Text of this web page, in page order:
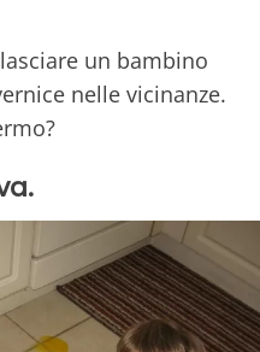
un bambino
nelle vicinanze.